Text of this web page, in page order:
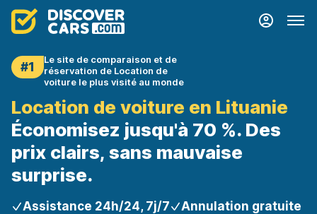
#1
Le site de comparaison et de
réservation de Location de
voiture le plus visité au monde
Location de voiture en Lituanie
Économisez jusqu'à 70 %. Des
prix clairs, sans mauvaise
surprise.
Assistance 24h/24, 7j/7 Annulation gratuite